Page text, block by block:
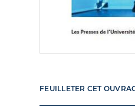
FEUILLETER CET